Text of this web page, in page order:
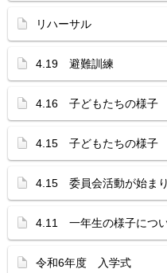
リハーサル
4.19 避難訓練
4.16 子どもたちの様子
4.15 子どもたちの様子
4.15 委員会活動が始ま
4.11 一年生の様子につ
令和6年度 入学式